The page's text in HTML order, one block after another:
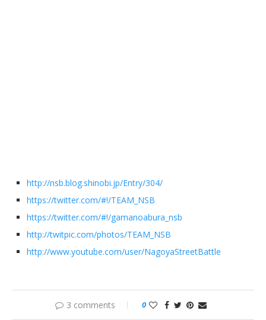
http://nsb.blog.shinobi.jp/Entry/304/
https://twitter.com/#!/TEAM_NSB
https://twitter.com/#!/gamanoabura_nsb
http://twitpic.com/photos/TEAM_NSB
http://www.youtube.com/user/NagoyaStreetBattle
3 comments 0